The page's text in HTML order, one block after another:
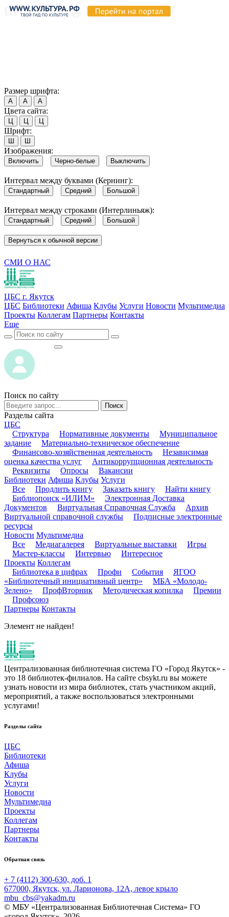
Размер шрифта:
А А А
Цвета сайта:
Ц Ц Ц
Шрифт:
Ш Ш
Изображения:
Включить Черно-белые Выключить
Интервал между буквами (Кернинг):
Стандартный Средний Большой
Интервал между строками (Интерлиньяж):
Стандартный Средний Большой
Вернуться к обычной версии
СМИ О НАС
ЦБС г. Якутск
ЦБС Библиотеки Афиша Клубы Услуги Новости Мультимедиа
Проекты Коллегам Партнеры Контакты
Еще
Поиск по сайту
Поиск
Разделы сайта
ЦБС
Структура
Нормативные документы
Муниципальное
задание
Материально-техническое обеспечение
Финансово-хозяйственная деятельность
Независимая
оценка качества услуг
Антикоррупционная деятельность
Реквизиты
Опросы
Вакансии
Библиотеки Афиша Клубы Услуги
Все
Продлить книгу Заказать книгу
Найти книгу
Библиопоиск «ИЛИМ»
Электронная Доставка
Документов
Виртуальная Справочная Служба
Архив
Виртуальной справочной службы
Подписные электронные
ресурсы
Новости Мультимедиа
Все
Медиагалерея Виртуальные выставки
Игры
Мастер-классы
Интервью
Интересное
Проекты Коллегам
Библиотека в цифрах
Профи События
ЯГОО
«Библиотечный инициативный центр»
МБА «Молодо-
Зелено»
ПрофВторник Методическая копилка
Премии
Профсоюз
Партнеры Контакты
Элемент не найден!
Централизованная библиотечная система ГО «Город Якутск» -
это 18 библиотек-филиалов. На сайте cbsykt.ru вы можете
узнать новости из мира библиотек, стать участником акций,
мероприятий, а также воспользоваться электронными
услугами!
Разделы сайта
ЦБС
Библиотеки
Афиша
Клубы
Услуги
Новости
Мультимедиа
Проекты
Коллегам
Партнеры
Контакты
Обратная связь
+ 7 (4112) 300-630, доб. 1
677000, Якутск, ул. Ларионова, 12А, левое крыло
mbu_cbs@yakadm.ru
© МБУ «Централизованная Библиотечная Система» ГО